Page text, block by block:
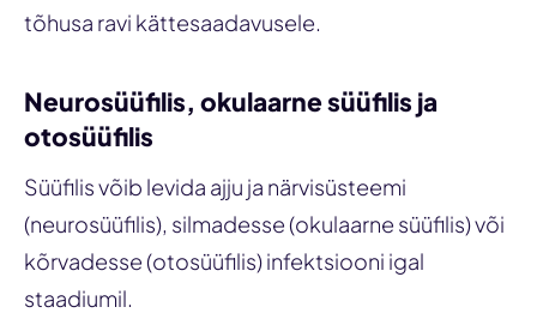
tõhusa ravi kättesaadavusele.
Neurosüüfilis, okulaarne süüfilis ja
otosüüfilis
Süüfilis võib levida ajju ja närvisüsteemi
(neurosüüfilis), silmadesse (okulaarne süüfilis) või
kõrvadesse (otosüüfilis) infektsiooni igal
staadiumil.